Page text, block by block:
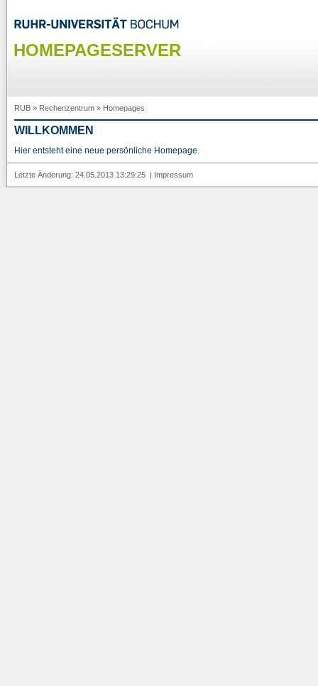
HOMEPAGESERVER
RUB » Rechenzentrum » Homepages
WILLKOMMEN
Hier entsteht eine neue persönliche Homepage.
Letzte Änderung: 24.05.2013 13:29:25 | Impressum